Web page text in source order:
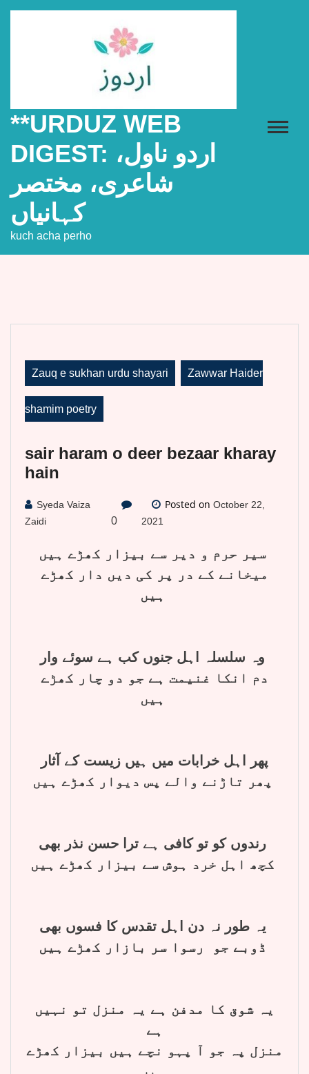
**URDUZ WEB
DIGEST: اردو ناول،
شاعری، مختصر
کہانیاں
kuch acha perho
Zauq e sukhan urdu shayari Zawwar Haider
shamim poetry
sair haram o deer bezaar kharay
hain
Syeda Vaiza
Zaidi
0
Posted on October 22,
2021
میخانے کے در پر کی دیں دار کھڑے
دم انکا غنیمت ہے جو دو چار کھڑے
پھر اہل خرابات میں ہیں زیست کے آثار
یہ شوق کا مدفن ہے یہ منزل تو نہیں
ہے
منزل پہ جو آ پہو نچے ہیں بیزار کھڑے